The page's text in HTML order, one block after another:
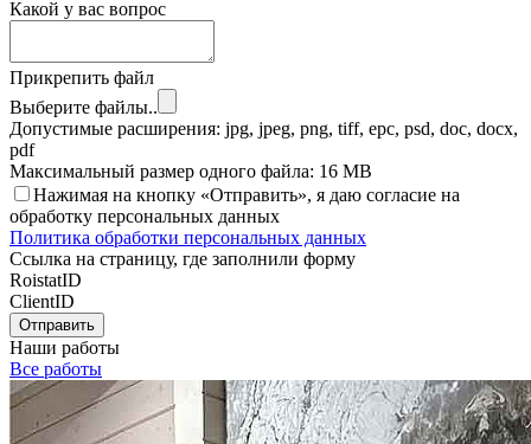
Какой у вас вопрос
Прикрепить файл
Выберите файлы..
Допустимые расширения: jpg, jpeg, png, tiff, epc, psd, doc, docx,
pdf
Максимальный размер одного файла: 16 MB
Нажимая на кнопку «Отправить», я даю согласие на
обработку персональных данных
Политика обработки персональных данных
Ссылка на страницу, где заполнили форму
RoistatID
ClientID
Отправить
Наши работы
Все работы